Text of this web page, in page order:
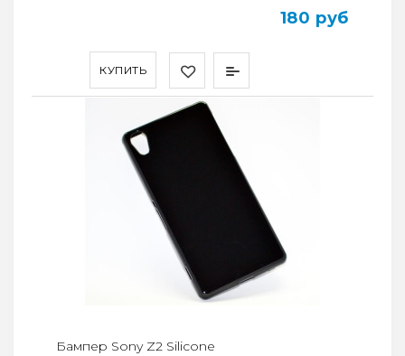
КУПИТЬ
180 руб
Бампер Sony Z2 Silicone